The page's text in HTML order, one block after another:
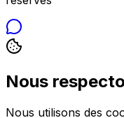
Nous
Nous utilisons des